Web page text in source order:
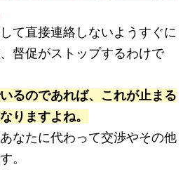
て直接連絡しないようすぐに
督促がストップするわけで
るのであれば、これが止まる
りますよね。
なたに代わって交渉やその他
。